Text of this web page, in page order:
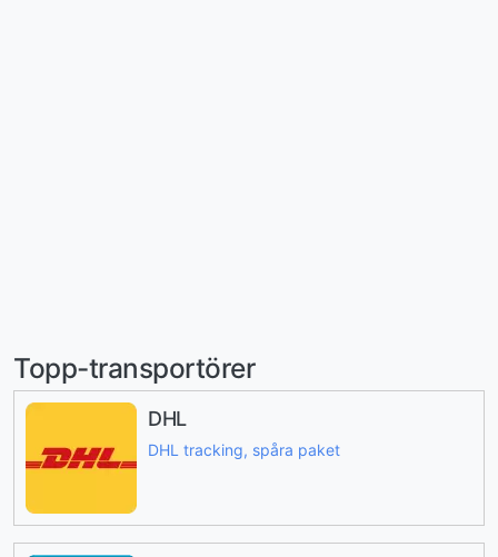
Topp-transportörer
DHL
DHL tracking, spåra paket